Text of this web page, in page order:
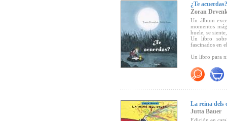
¿Te acuerdas?
Zoran
Un álbum
momentos
huele, se
Un libro
fascinados en
Un libro para
Die besten
Lectores)
recuerdo"
La reina dels
Jutta Bauer